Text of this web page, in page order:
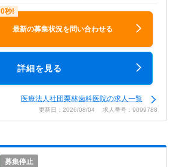
最新の募集状況を問い合わせる
詳細を見る
医療法人社団栗林歯科医院の求人一覧
更新日：2026/08/04 求人番号：9099788
募集停止